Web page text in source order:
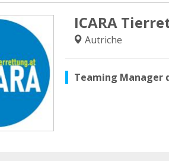
ICARA
Autriche
Teaming Manager